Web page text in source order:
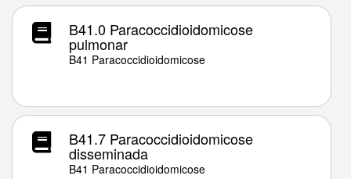
B41.0 Paracoccidioidomicose
pulmonar
B41 Paracoccidioidomicose
B41.7 Paracoccidioidomicose
disseminada
B41 Paracoccidioidomicose